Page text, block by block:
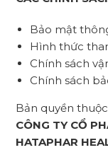
Bảo mật
Hình thức
Chính sách
Chính sách
Bản quyền thuộc
CÔNG TY CỔ
HATAPHAR